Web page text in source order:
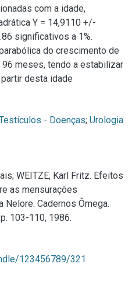
com a idade,
Y = 14,9110 +/-
significativos a 1%.
do crescimento de
meses, tendo a estabilizar
desta idade
- Doenças; Urologia
WEITZE, Karl Fritz. Efeitos
as mensurações
Cadernos Ômega.
103-110, 1986.
123456789/321